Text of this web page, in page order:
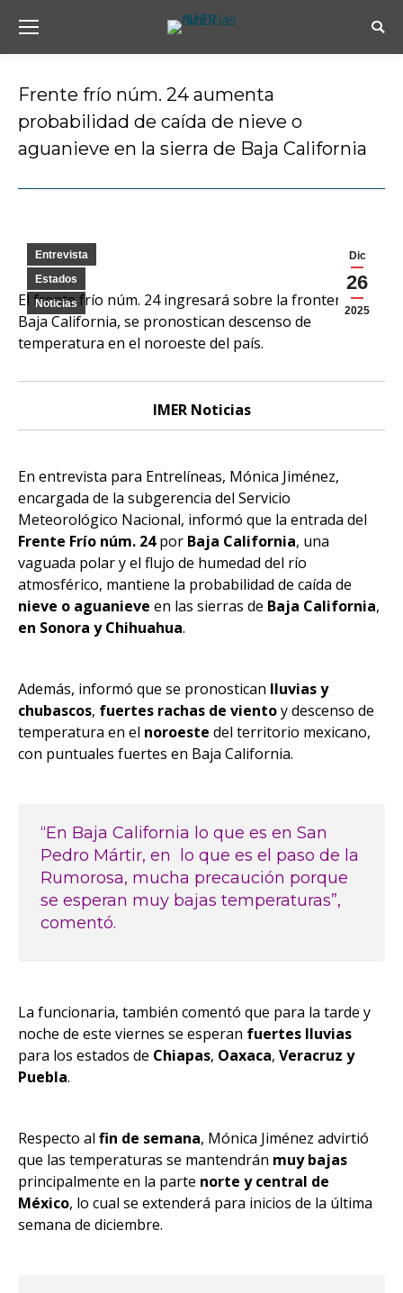
Frente frío núm. 24 aumenta
probabilidad de caída de nieve o
aguanieve en la sierra de Baja California
Dic
26
2025
Entrevista
Estados
Noticias
El frente frío núm. 24 ingresará sobre la frontera de
Baja California, se pronostican descenso de
temperatura en el noroeste del país.
IMER Noticias
En entrevista para Entrelíneas, Mónica Jiménez,
encargada de la subgerencia del Servicio
Meteorológico Nacional, informó que la entrada del
Frente Frío núm. 24por Baja California, una
vaguada polar y el flujo de humedad del río
atmosférico, mantiene la probabilidad de caída de
nieve o aguanieve en las sierras de Baja California,
en Sonora y Chihuahua.
Además, informó que se pronostican lluvias y
chubascos, fuertes rachas de vientoy descenso de
temperatura en el noroeste del territorio mexicano,
con puntuales fuertes en Baja California.
“En Baja California lo que es en San
Pedro Mártir, en lo que es el paso de la
Rumorosa, mucha precaución porque
se esperan muy bajas temperaturas”,
comentó.
La funcionaria, también comentó que para la tarde y
noche de este viernes se esperan fuertes lluvias
para los estados de Chiapas, Oaxaca, Veracruz y
Puebla.
Respecto al fin de semana, Mónica Jiménez advirtió
que las temperaturas se mantendrán muy bajas
principalmente en la parte norte y central de
México, lo cual se extenderá para inicios de la última
semana de diciembre.